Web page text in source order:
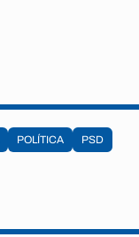
POLÍTICA PSD